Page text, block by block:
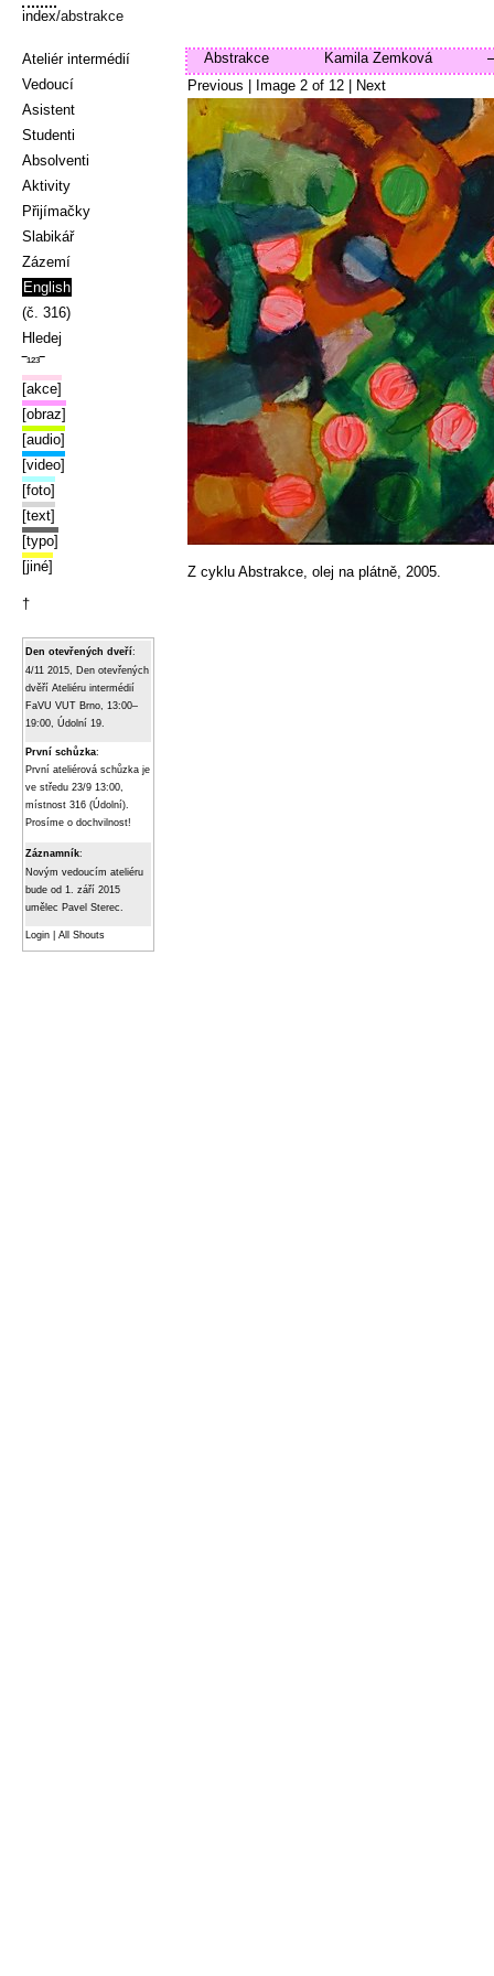
index/abstrakce
Ateliér intermédií
Vedoucí
Asistent
Studenti
Absolventi
Aktivity
Přijímačky
Slabikář
Zázemí
English
(č. 316)
Hledej
‾¹²³‾
[akce]
[obraz]
[audio]
[video]
[foto]
[text]
[typo]
[jiné]
†
Den otevřených dveří:
4/11 2015, Den otevřených
dvěří Ateliéru intermédií
FaVU VUT Brno, 13:00–
19:00, Údolní 19.
První schůzka:
První ateliérová schůzka je
ve středu 23/9 13:00,
místnost 316 (Údolní).
Prosíme o dochvilnost!
Záznamník:
Novým vedoucím ateliéru
bude od 1. září 2015
umělec Pavel Sterec.
Login All Shouts
Abstrakce
Kamila Zemková
Previous | Image 2 of 12 Next
Z cyklu Abstrakce, olej na plátně, 2005.